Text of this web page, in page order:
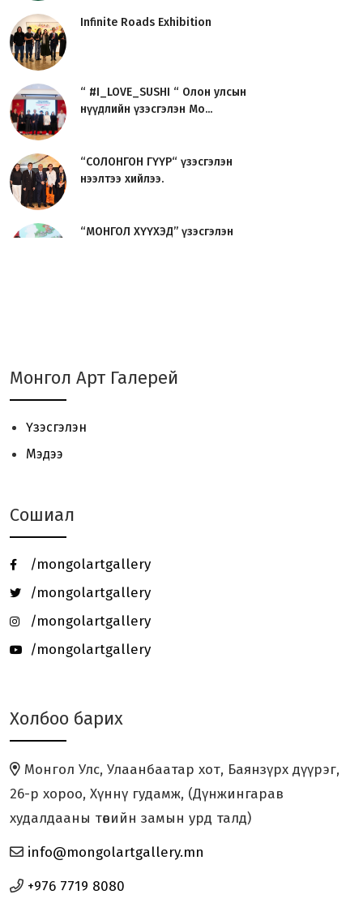
Infinite Roads Exhibition
“ #I_LOVE_SUSHI “ Олон улсын
нүүдлийн үзэсгэлэн Мо...
“СОЛОНГОН ГҮҮР“ үзэсгэлэн
нээлтээ хийлээ.
“МОНГОЛ ХҮҮХЭД” үзэсгэлэн
JAVZAA Art Brand 01 - үзэсгэлэн
үргэлжилж байна.
галерейд зочлов.
Ч.ТОГТОХБАЯР Олон Улсын Цасан
“ХӨХ МОНГОЛ” үзэсгэлэн Япон
“ЗҮРХ МАРТАХГҮЙ” төслийн аянд
HUMAN KIND үзэсгэлэн нээлтээ
Монгол Арт Галерей
Үзэсгэлэн
Мэдээ
Сошиал
/mongolartgallery
/mongolartgallery
/mongolartgallery
/mongolartgallery
Холбоо барих
Монгол Улс, Улаанбаатар хот, Баянзүрх дүүрэг,
26-р хороо, Хүннү гудамж, (Дүнжингарав
худалдааны төвийн замын урд талд)
info@mongolartgallery.mn
+976 7719 8080